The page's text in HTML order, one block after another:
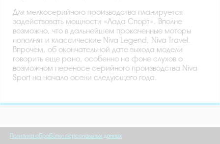
Для мелкосерийного производства планируется
задействовать мощности «Лада Спорт». Вполне
возможно, что в дальнейшем прокаченные моторы
пополнят и классические Niva Legend, Niva Travel.
Впрочем, об окончательной дате выхода модели
говорить еще рано, особенно на фоне слухов о
возможном переносе серийного производства Niva
Sport на начало осени следующего года.
Политика обработки персональных данных